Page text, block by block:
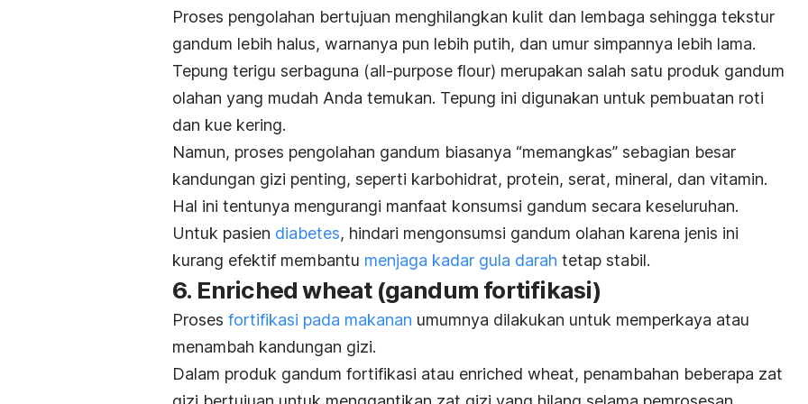
Proses pengolahan bertujuan menghilangkan kulit dan lembaga sehingga tekstur
gandum lebih halus, warnanya pun lebih putih, dan umur simpannya lebih lama.
Tepung terigu serbaguna (all-purpose flour) merupakan salah satu produk gandum
olahan yang mudah Anda temukan. Tepung ini digunakan untuk pembuatan roti
dan kue kering.
Namun, proses pengolahan gandum biasanya “memangkas” sebagian besar
kandungan gizi penting, seperti karbohidrat, protein, serat, mineral, dan vitamin.
Hal ini tentunya mengurangi manfaat konsumsi gandum secara keseluruhan.
Untuk pasien diabetes, hindari mengonsumsi gandum olahan karena jenis ini
kurang efektif membantu menjaga kadar gula darah tetap stabil.
6. Enriched wheat (gandum fortifikasi)
Proses fortifikasi pada makanan umumnya dilakukan untuk memperkaya atau
menambah kandungan gizi.
Dalam produk gandum fortifikasi atau enriched wheat, penambahan beberapa zat